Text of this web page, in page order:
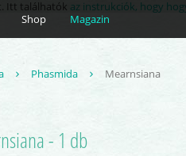
Itt találhatók az instrukciók, hogy
Shop Magazin
Phasmida Mearnsiana
- 1 db